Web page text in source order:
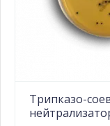
Трипказо-